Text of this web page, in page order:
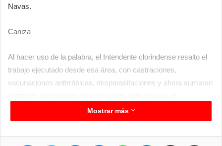
Navas.
Caniza
Al hacer uso de la palabra, el Intendente clorindense resalto el
trabajo ejecutado desde esa área, con castraciones,
vacunaciones antirrábicas, desparasitaciones y ahora sumaran
equipamiento adquirido, también se podrá hacer análisis de
leishmaniasis, de forma totalmente gratuita. “Los días lunes,
martes y miércoles nuestros veterinarios podrán hacer
Mostrar más